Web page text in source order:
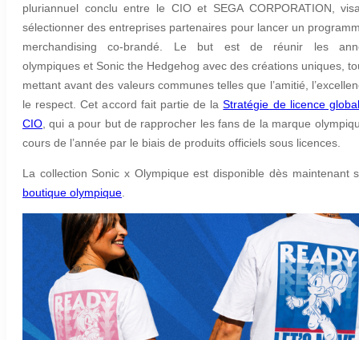
pluriannuel conclu entre le CIO et SEGA CORPORATION,
sélectionner des entreprises partenaires pour lancer un
merchandising co-brandé. Le but est de réunir les
olympiques et Sonic the Hedgehog avec des créations uniques,
mettant avant des valeurs communes telles que l’amitié,
le respect. Cet accord fait partie de laStratégie de licence
CIO , qui a pour but de rapprocher les fans de la marque
cours de l’année par le biais de produits officiels sous licences.
La collection Sonic x Olympique est disponible dès maintenant
boutique olympique